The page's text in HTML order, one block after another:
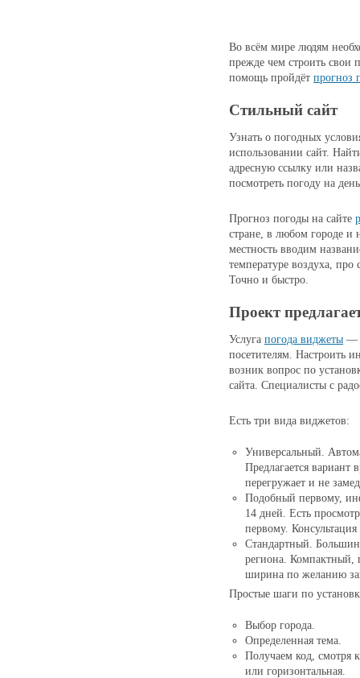
Во всём мире людям
прежде чем строить свои
помощь пройдёт прогноз
Стильный сайт
Узнать о погодных
использовании сайт.
адресную ссылку или
посмотреть погоду на
Прогноз погоды на сайте
стране, в любом городе и
местность вводим
температуре воздуха, про
Точно и быстро.
Проект
Услуга погода виджеты —
посетителям. Настроить
возник вопрос по
сайта. Специалисты с
Есть три вида виджетов:
Универсальный.
Предлагается
перегружает и не
Подобный первому,
14 дней. Есть
первому.
Стандартный.
региона. Компактный,
ширина по желанию
Простые шаги по
Выбор города.
Определенная тема.
Получаем код, смотря
или горизонтальная.